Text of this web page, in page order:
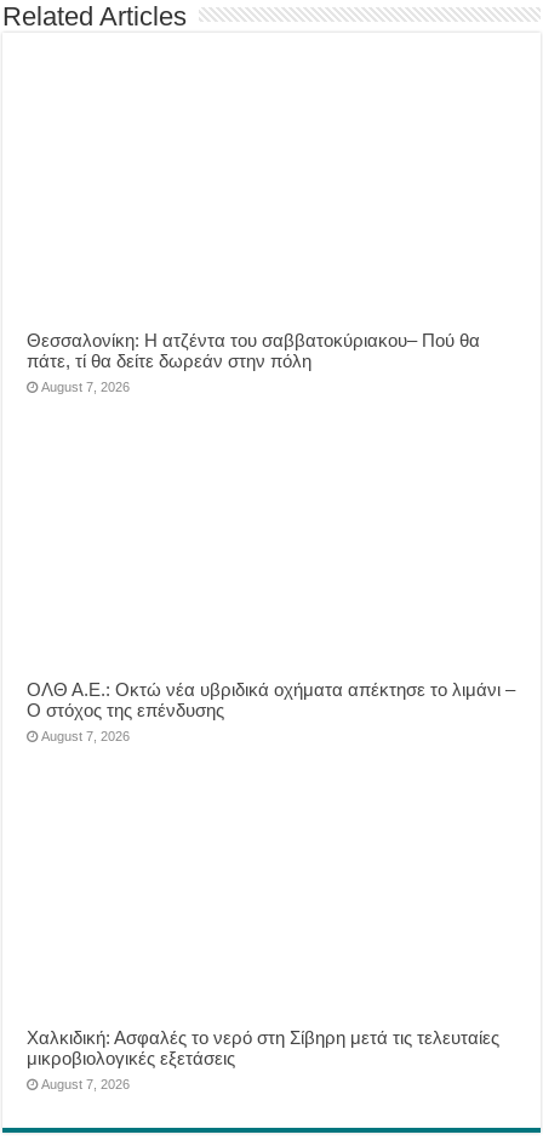
Related Articles
Θεσσαλονίκη: Η ατζέντα του σαββατοκύριακου– Πού θα
πάτε, τί θα δείτε δωρεάν στην πόλη
August 7, 2026
ΟΛΘ Α.Ε.: Οκτώ νέα υβριδικά οχήματα απέκτησε το λιμάνι –
Ο στόχος της επένδυσης
August 7, 2026
Χαλκιδική: Ασφαλές το νερό στη Σίβηρη μετά τις τελευταίες
μικροβιολογικές εξετάσεις
August 7, 2026